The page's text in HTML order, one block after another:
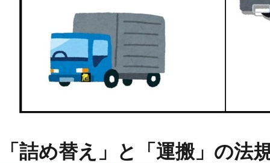
「詰め替え」と「運搬」の法